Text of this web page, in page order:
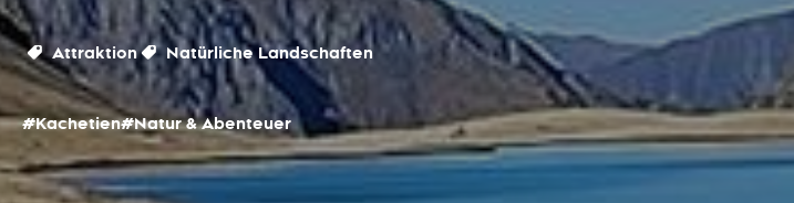
Attraktion Natürliche Landschaften
#Kachetien#Natur & Abenteuer